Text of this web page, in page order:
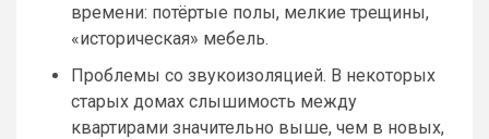
времени: потёртые полы, мелкие трещины,
«историческая» мебель.
Проблемы со звукоизоляцией. В некоторых
старых домах слышимость между
квартирами значительно выше, чем в новых,